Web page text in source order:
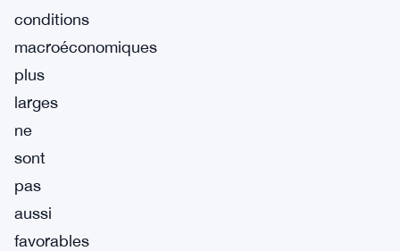
conditions
macroéconomiques
plus
larges
ne
sont
pas
aussi
favorables